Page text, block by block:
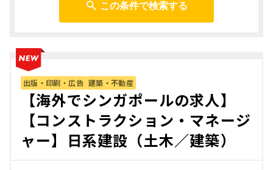
この条件で検索する
出版・印刷・広告 建築・不動産
【海外でシンガポールの求人】
【コンストラクション・マネージ
ャー】日系建設（土木／建築）